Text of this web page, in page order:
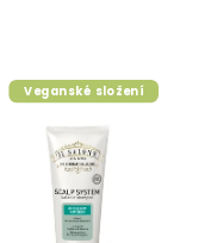
Veganské složení